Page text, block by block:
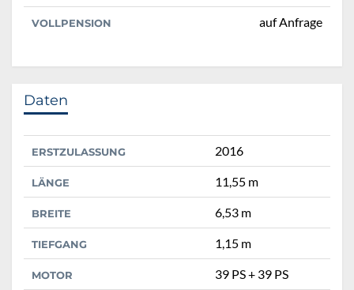
VOLLPENSION auf Anfrage
Daten
ERSTZULASSUNG 2016
LÄNGE 11,55 m
BREITE 6,53 m
TIEFGANG 1,15 m
MOTOR 39 PS + 39 PS